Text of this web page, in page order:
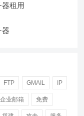
租用
器
FTP GMAIL IP
企业邮箱 免费